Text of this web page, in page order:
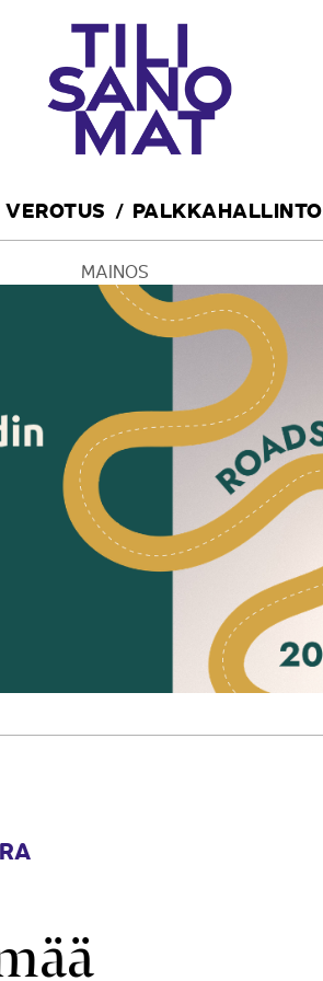
VEROTUS PALKKAHALLINTO
MAINOS